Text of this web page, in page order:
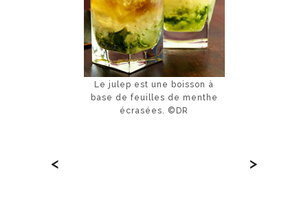
Le julep est une boisson à
base de feuilles de menthe
écrasées. ©DR
< >